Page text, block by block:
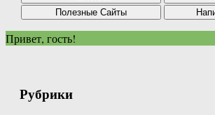
Привет, гость!
Рубрики